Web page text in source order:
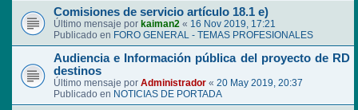
Comisiones de servicio artículo 18.1 e)
Último mensaje por kaiman2 « 16 Nov 2019, 17:21
Publicado en FORO GENERAL - TEMAS PROFESIONALES
Audiencia e Información pública del proyecto de RD
destinos
Último mensaje por Administrador « 20 May 2019, 20:37
Publicado en NOTICIAS DE PORTADA